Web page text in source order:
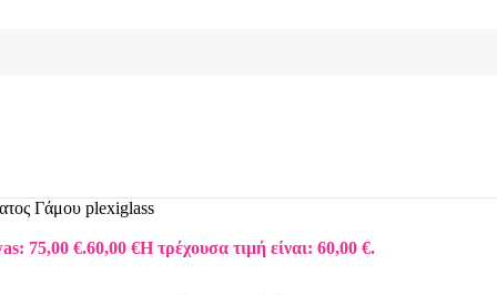
Γάμου plexiglass
75,00 €.60,00 €Η τρέχουσα τιμή είναι: 60,00 €.